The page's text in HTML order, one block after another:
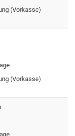
(Vorkasse)
(Vorkasse)